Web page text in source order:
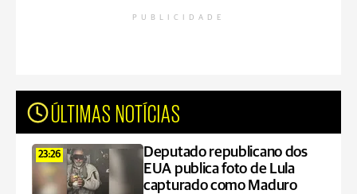
PUBLICIDADE
ÚLTIMAS NOTÍCIAS
23:26
Deputado republicano dos
EUA publica foto de Lula
capturado como Maduro